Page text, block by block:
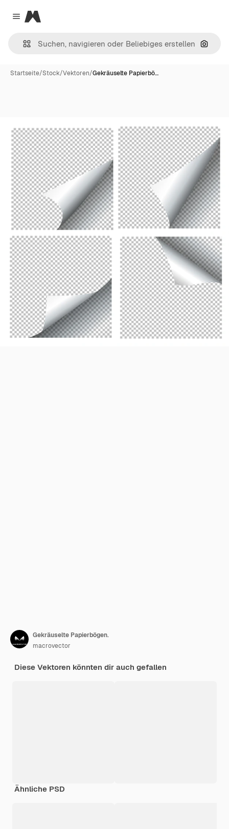
Close menu
Magnific
Nach
Startseite/Stock/Vektoren/Gekräuselte Papierbö…
Gekräuselte Papierbögen.
macrovector
Diese Vektoren könnten dir auch gefallen
Ähnliche PSD